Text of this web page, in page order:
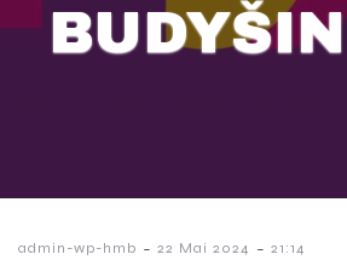
BUDYŠIN
admin-wp-hmb - 22 Mai 2024 - 21:14